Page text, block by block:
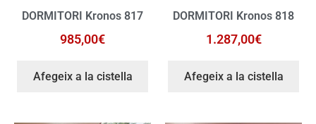
DORMITORI Kronos 817
985,00€
Afegeix a la cistella
DORMITORI Kronos 818
1.287,00€
Afegeix a la cistella